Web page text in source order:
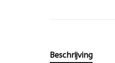
Beschrijving